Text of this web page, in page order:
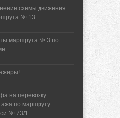
схемы движения
№ 13
маршрута № 3 по
на перевозку
по маршруту
№ 73/1